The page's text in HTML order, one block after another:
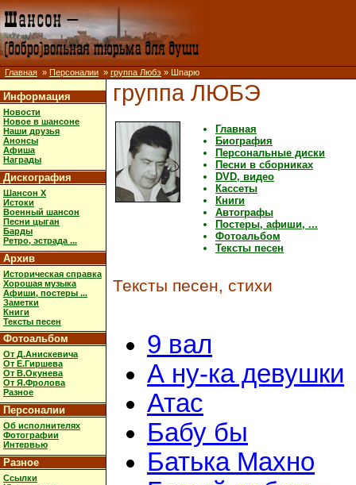
Главная » Персоналии » группа Любэ » Шпарю
Информация
Новости
Новое в шансоне
Наши друзья
Анонсы
Афиша
Награды
Дискография
Шансон X
Истоки
Военный шансон
Песни цыган
Барды
Ретро, эстрада ...
Архив
Историческая справка
Хорошая музыка
Афиши, постеры ...
Заметки
Книги
Тексты песен
Фотоальбом
От Д.Анискевича
От Е.Гиршева
От В.Окунева
От Я.Фролова
Разное
Персоналии
Об исполнителях
Фотографии
Интервью
Разное
Ссылки
группа ЛЮБЭ
Главная
Биография
Персональные диски
Песни в сборниках
DVD, видео
Кассеты
Книги
Автографы
Постеры, афиши, ...
Фотоальбом
Тексты песен
Тексты песен, стихи
9 вал
А ну-ка девушки
Атас
Бабу бы
Батька Махно